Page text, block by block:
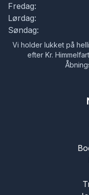
Fredag:
Lørdag:
Søndag:
Vi holder lukket på
efter Kr.